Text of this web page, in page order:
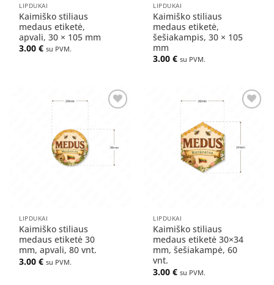
LIPDUKAI
Kaimiško stiliaus
medaus etiketė,
apvali, 30 × 105 mm
3.00€ su PVM.
LIPDUKAI
Kaimiško stiliaus
medaus etiketė,
šešiakampis, 30 × 105
mm
3.00€ su PVM.
LIPDUKAI
Kaimiško stiliaus
medaus etiketė 30
mm, apvali, 80 vnt.
3.00€ su PVM.
į norų
LIPDUKAI
Kaimiško stiliaus
medaus etiketė 30×34
mm, šešiakampė, 60
vnt.
3.00€ su PVM.